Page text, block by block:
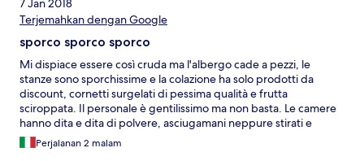
7 Jan 2018
Terjemahkan dengan Google
sporco sporco sporco
Mi dispiace essere così cruda ma l'albergo cade a pezzi, le
stanze sono sporchissime e la colazione ha solo prodotti da
discount, cornetti surgelati di pessima qualità e frutta
sciroppata. Il personale è gentilissimo ma non basta. Le camere
hanno dita e dita di polvere, asciugamani neppure stirati e
logori, ci sono i dispenser per i saponi così brutti che neppur nei
bagni di una stazione. Se trovate tariffa a 40 euro può anche
Perjalanan 2 malam